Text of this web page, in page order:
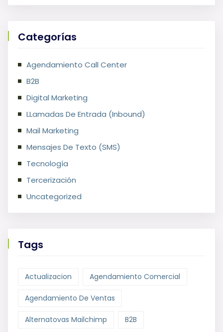
Categorías
Agendamiento Call Center
B2B
Digital Marketing
LLamadas De Entrada (Inbound)
Mail Marketing
Mensajes De Texto (SMS)
Tecnología
Tercerización
Uncategorized
Tags
Actualizacion Agendamiento Comercial
Agendamiento De Ventas
Alternatovas Mailchimp B2B